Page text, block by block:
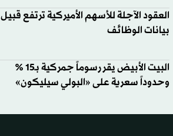
العقود الآجلة للأسهم الأميركية ترتفع قبيل
بيانات الوظائف
البيت الأبيض يقر رسوماً جمركية بـ15 %
وحدوداً سعرية على «البولي سيليكون»